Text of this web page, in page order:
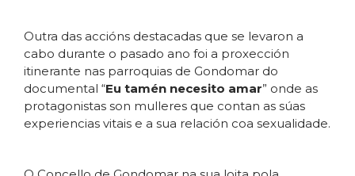
Outra das accións destacadas que se levaron a
cabo durante o pasado ano foi a proxección
itinerante nas parroquias de Gondomar do
documental “Eu tamén necesito amar” onde as
protagonistas son mulleres que contan as súas
experiencias vitais e a sua relación coa sexualidade.